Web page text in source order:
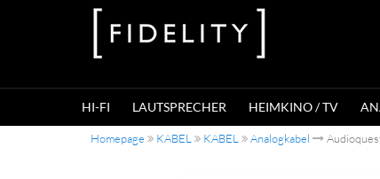
HI-FI LAUTSPRECHER HEIMKINO / TV
Homepage KABEL KABEL Analogkabel